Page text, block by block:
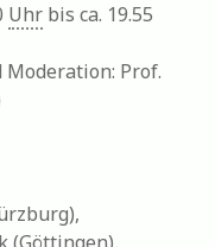
Uhr bis ca. 19.55
Prof.